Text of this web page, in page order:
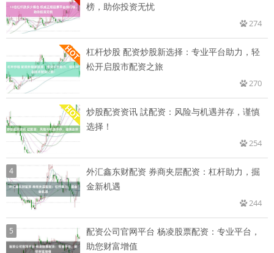
榜，助你投资无忧
274
杠杆炒股 配资炒股新选择：专业平台助力，轻
松开启股市配资之旅
270
炒股配资资讯 訧配资：风险与机遇并存，谨慎
选择！
254
4
外汇鑫东财配资 券商夹层配资：杠杆助力，掘
金新机遇
244
5
配资公司官网平台 杨凌股票配资：专业平台，
助您财富增值